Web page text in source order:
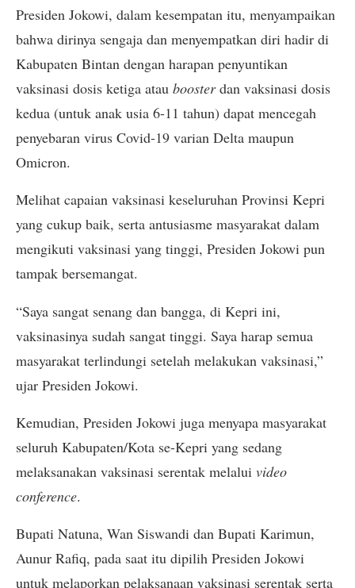
Presiden Jokowi, dalam kesempatan itu, menyampaikan
bahwa dirinya sengaja dan menyempatkan diri hadir di
Kabupaten Bintan dengan harapan penyuntikan
vaksinasi dosis ketiga atau boosterdan vaksinasi dosis
kedua (untuk anak usia 6-11 tahun) dapat mencegah
penyebaran virus Covid-19 varian Delta maupun
Omicron.
Melihat capaian vaksinasi keseluruhan Provinsi Kepri
yang cukup baik, serta antusiasme masyarakat dalam
mengikuti vaksinasi yang tinggi, Presiden Jokowi pun
tampak bersemangat.
“Saya sangat senang dan bangga, di Kepri ini,
vaksinasinya sudah sangat tinggi. Saya harap semua
masyarakat terlindungi setelah melakukan vaksinasi,”
ujar Presiden Jokowi.
Kemudian, Presiden Jokowi juga menyapa masyarakat
seluruh Kabupaten/Kota se-Kepri yang sedang
melaksanakan vaksinasi serentak melalui video
conference.
Bupati Natuna, Wan Siswandi dan Bupati Karimun,
Aunur Rafiq, pada saat itu dipilih Presiden Jokowi
untuk melaporkan pelaksanaan vaksinasi serentak serta